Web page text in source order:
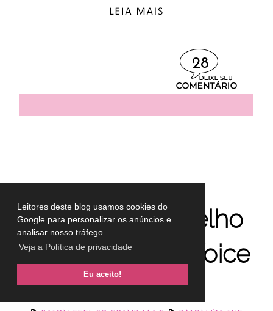
Leitores deste blog usamos cookies do
Google para personalizar os anúncios e
analisar nosso tráfego.
Veja a Política de privacidade
Eu aceito!
28
O batom vermelho
da IZA no The Voice
Brasil